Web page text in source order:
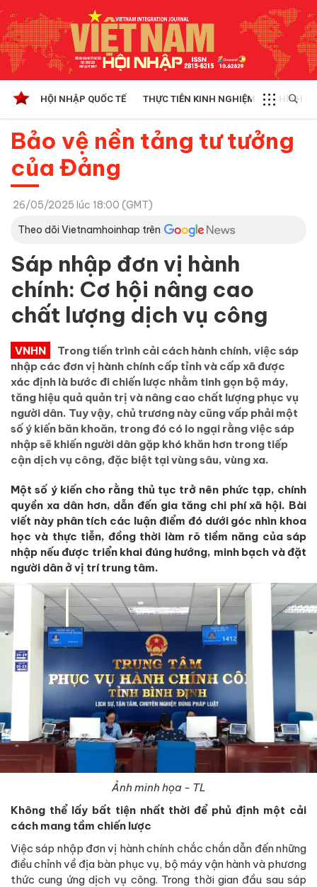
HỘI NHẬP QUỐC TẾ THỰC TIỄN KINH NGHIỆM CHÍNH
Bảo vệ nền tảng tư tưởng
của Đảng
26/05/2025 lúc 18:00 (GMT)
Theo dõi Vietnamhoinhap trên
Sáp nhập đơn vị hành
chính: Cơ hội nâng cao
chất lượng dịch vụ công
VNHN
Trong tiến trình cải cách hành chính, việc sáp
nhập các đơn vị hành chính cấp tỉnh và cấp xã được
xác định là bước đi chiến lược nhằm tinh gọn bộ máy,
tăng hiệu quả quản trị và nâng cao chất lượng phục vụ
người dân. Tuy vậy, chủ trương này cũng vấp phải một
số ý kiến băn khoăn, trong đó có lo ngại rằng việc sáp
nhập sẽ khiến người dân gặp khó khăn hơn trong tiếp
cận dịch vụ công, đặc biệt tại vùng sâu, vùng xa.
Một số ý kiến cho rằng thủ tục trở nên phức tạp, chính
quyền xa dân hơn, dẫn đến gia tăng chi phí xã hội. Bài
viết này phân tích các luận điểm đó dưới góc nhìn khoa
học và thực tiễn, đồng thời làm rõ tiềm năng của sáp
nhập nếu được triển khai đúng hướng, minh bạch và đặt
người dân ở vị trí trung tâm.
Ảnh minh họa - TL
Không thể lấy bất tiện nhất thời để phủ định một cải
cách mang tầm chiến lược
Việc sáp nhập đơn vị hành chính chắc chắn dẫn đến những
điều chỉnh về địa bàn phục vụ, bộ máy vận hành và phương
thức cung ứng dịch vụ công. Trong thời gian đầu sau sáp